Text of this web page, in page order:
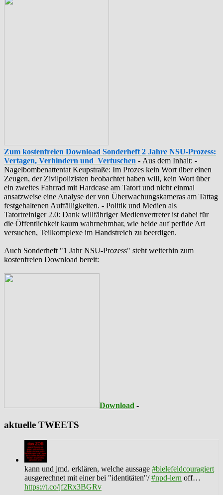
Zum kostenfreien Download Sonderheft 2 Jahre NSU-Prozess:
Vertagen, Verhindern und Vertuschen - Aus dem Inhalt: -
‪Nagelbombenattentat‬ ‎Keupstraße‬: Im Prozes kein Wort über einen
Zeugen, der Zivilpolizisten beobachtet haben will, kein Wort über
ein zweites Fahrrad mit Hardcase am Tatort und nicht einmal
ansatzweise eine Analyse der von Überwachungskameras am Tattag
festgehaltenen Auffälligkeiten. - Politik und Medien als
‪Tatortreiniger‬ 2.0: Dank willfähriger Medienvertreter ist dabei für
die Öffentlichkeit kaum wahrnehmbar, wie beide auf perfide Art
versuchen, Teilkomplexe im Handstreich zu beerdigen.
Auch Sonderheft "1 Jahr NSU-Prozess" steht weiterhin zum
kostenfreien Download bereit:
Download -
aktuelle TWEETS
kann und jmd. erklären, welche aussage #bielefeldcouragiert
ausgerechnet mit einer bei "identitäten"/#npd-lern off…
https://t.co/jf2Rx3BGRv